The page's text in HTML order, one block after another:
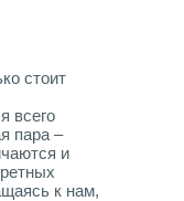
стоит
всего
пара –
и
к нам,